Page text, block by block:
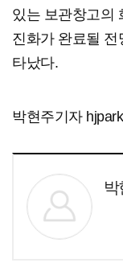
있는 보관창고의
진화가 완료될
타났다.
박현주기자
박